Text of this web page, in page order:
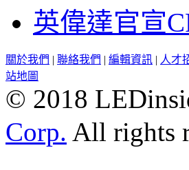
英偉達官宣
關於我們 | 聯絡我們 | 編輯資訊 | 人才
站地圖
© 2018
Corp. All rights